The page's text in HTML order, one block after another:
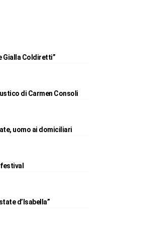
Gialla Coldiretti”
di Carmen Consoli
uomo ai domiciliari
d’Isabella”